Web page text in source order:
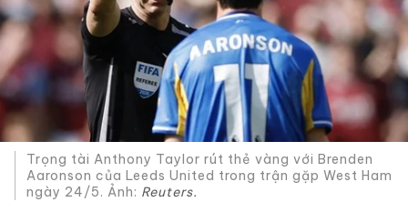
Trọng tài Anthony Taylor rút thẻ vàng với Brenden
Aaronson của Leeds United trong trận gặp West Ham
ngày 24/5. Ảnh: Reuters.